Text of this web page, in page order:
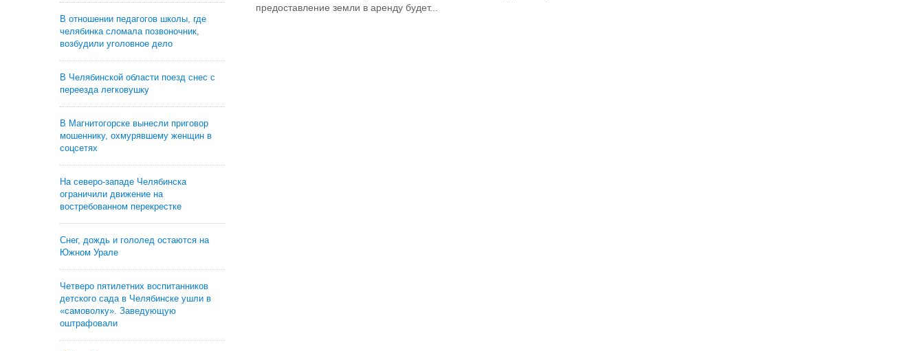
В отношении педагогов школы, где
челябинка сломала позвоночник,
возбудили уголовное дело
В Челябинской области поезд снес с
переезда легковушку
В Магнитогорске вынесли приговор
мошеннику, охмурявшему женщин в
соцсетях
На северо-западе Челябинска
ограничили движение на
востребованном перекрестке
Снег, дождь и гололед остаются на
Южном Урале
Четверо пятилетних воспитанников
детского сада в Челябинске ушли в
«самоволку». Заведующую
оштрафовали
предоставление земли в аренду будет...